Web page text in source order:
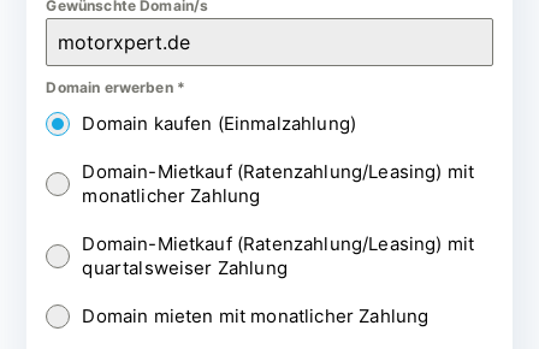
Gewünschte Domain/s
Domain erwerben *
Domain kaufen (Einmalzahlung)
Domain-Mietkauf (Ratenzahlung/Leasing) mit
monatlicher Zahlung
Domain-Mietkauf (Ratenzahlung/Leasing) mit
quartalsweiser Zahlung
Domain mieten mit monatlicher Zahlung